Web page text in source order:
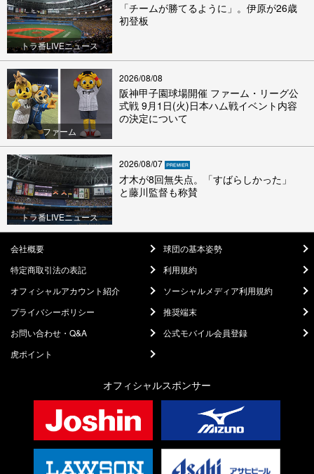
トラ番LIVEニュース
「チームが勝てるように」。伊原が26歳
初登板
ファーム
2026/08/08
阪神甲子園球場開催 ファーム・リーグ公
式戦 9月1日(火)日本ハム戦イベント内容
の決定について
トラ番LIVEニュース
2026/08/07
才木が8回無失点。「すばらしかった」
と藤川監督も称賛
会社概要
球団の基本姿勢
特定商取引法の表記
利用規約
オフィシャルアカウント紹介
ソーシャルメディア利用規約
プライバシーポリシー
推奨端末
お問い合わせ・Q&A
公式モバイル会員登録
虎ポイント
オフィシャルスポンサー